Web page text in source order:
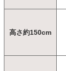
高さ約150cm